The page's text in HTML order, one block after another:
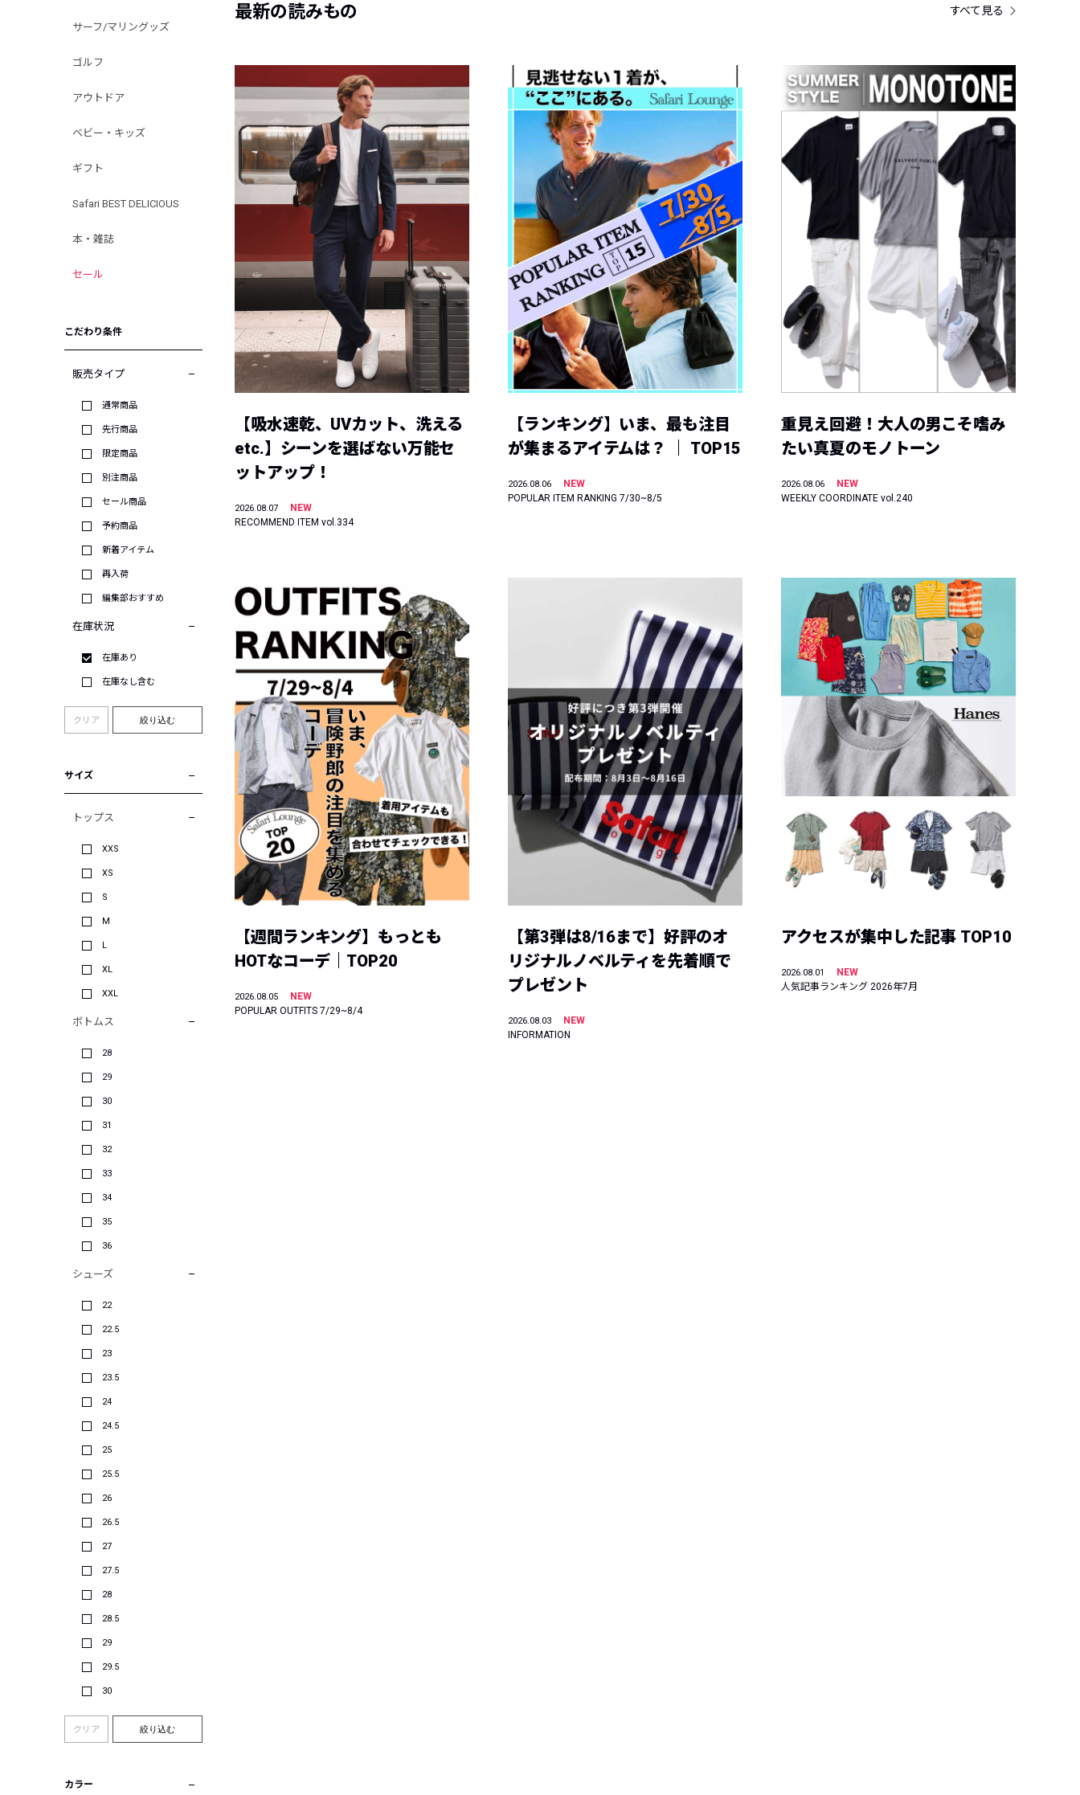
サーフ/マリングッズ
ゴルフ
アウトドア
ベビー・キッズ
ギフト
Safari BEST DELICIOUS
本・雑誌
セール
こだわり条件
販売タイプ
通常商品
先行商品
限定商品
別注商品
セール商品
予約商品
新着アイテム
再入荷
編集部おすすめ
在庫状況
在庫あり
在庫なし含む
クリア 絞り込む
サイズ
トップス
XXS
XS
S
M
L
XL
XXL
ボトムス
28
29
30
31
32
33
34
35
36
シューズ
22
22.5
23
23.5
24
24.5
25
25.5
26
26.5
27
27.5
28
28.5
29
29.5
30
クリア 絞り込む
カラー
最新の読みもの すべて見る
【吸水速乾、UVカット、洗える
etc.】シーンを選ばない万能セ
ットアップ！
2026.08.07
NEW
RECOMMEND ITEM vol.334
【ランキング】いま、最も注目
が集まるアイテムは？ ｜ TOP15
2026.08.06
NEW
POPULAR ITEM RANKING 7/30~8/5
重見え回避！大人の男こそ嗜み
たい真夏のモノトーン
2026.08.06
NEW
WEEKLY COORDINATE vol.240
【週間ランキング】もっとも
HOTなコーデ｜TOP20
2026.08.05
NEW
POPULAR OUTFITS 7/29~8/4
【第3弾は8/16まで】好評のオ
リジナルノベルティを先着順で
プレゼント
2026.08.03
NEW
INFORMATION
アクセスが集中した記事 TOP10
2026.08.01
NEW
人気記事ランキング 2026年7月